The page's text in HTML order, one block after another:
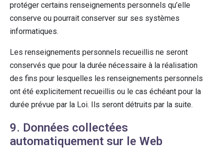
protéger certains renseignements personnels qu’elle
conserve ou pourrait conserver sur ses systèmes
informatiques.
Les renseignements personnels recueillis ne seront
conservés que pour la durée nécessaire à la réalisation
des fins pour lesquelles les renseignements personnels
ont été explicitement recueillis ou le cas échéant pour la
durée prévue par la Loi. Ils seront détruits par la suite.
9. Données collectées
automatiquement sur le Web